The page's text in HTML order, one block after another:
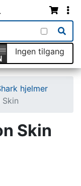
Ingen tilgang
hjelmer
Skin